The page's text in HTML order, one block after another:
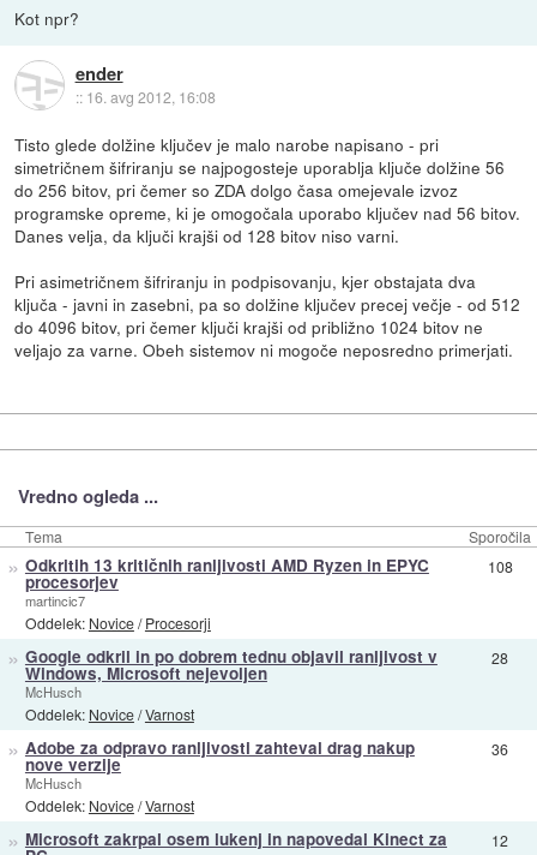
Kot npr?
ender
:: 16. avg 2012, 16:08
Tisto glede dolžine ključev je malo narobe napisano - pri
simetričnem šifriranju se najpogosteje uporablja ključe dolžine 56
do 256 bitov, pri čemer so ZDA dolgo časa omejevale izvoz
programske opreme, ki je omogočala uporabo ključev nad 56 bitov.
Danes velja, da ključi krajši od 128 bitov niso varni.
Pri asimetričnem šifriranju in podpisovanju, kjer obstajata dva
ključa - javni in zasebni, pa so dolžine ključev precej večje - od 512
do 4096 bitov, pri čemer ključi krajši od približno 1024 bitov ne
veljajo za varne. Obeh sistemov ni mogoče neposredno primerjati.
Vredno ogleda ...
Tema Sporočila
» Odkritih 13 kritičnih ranljivosti AMD Ryzen in EPYC
procesorjev
martincic7
Oddelek: Novice/Procesorji
108
» Google odkril in po dobrem tednu objavil ranljivost v
Windows, Microsoft nejevoljen
McHusch
Oddelek: Novice/Varnost
28
» Adobe za odpravo ranljivosti zahteval drag nakup
nove verzije
McHusch
Oddelek: Novice/Varnost
36
» Microsoft zakrpal osem lukenj in napovedal Kinect za 12